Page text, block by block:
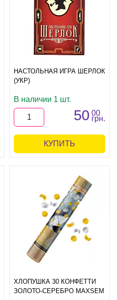
НАСТОЛЬНАЯ ИГРА ШЕРЛОК
(УКР)
В наличии 1 шт.
50 00
грн.
КУПИТЬ
ХЛОПУШКА 30 КОНФЕТТИ
ЗОЛОТО-СЕРЕБРО MAXSEM